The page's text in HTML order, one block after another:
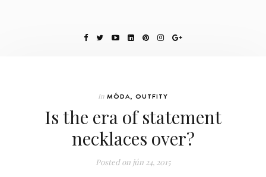
In MÓDA, OUTFITY
Is the era of statement
necklaces over?
Posted on jún 24, 2015